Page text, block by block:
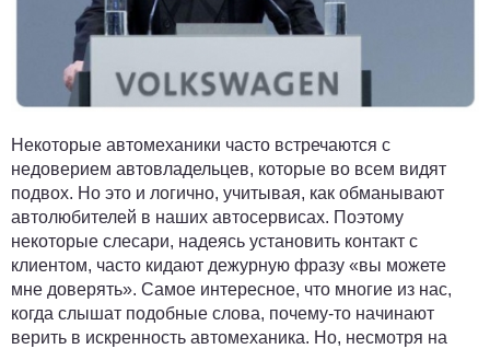
Некоторые автомеханики часто встречаются с
недоверием автовладельцев, которые во всем видят
подвох. Но это и логично, учитывая, как обманывают
автолюбителей в наших автосервисах. Поэтому
некоторые слесари, надеясь установить контакт с
клиентом, часто кидают дежурную фразу «вы можете
мне доверять». Самое интересное, что многие из нас,
когда слышат подобные слова, почему-то начинают
верить в искренность автомеханика. Но, несмотря на